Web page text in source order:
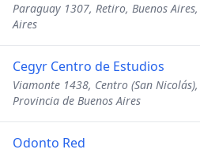
Paraguay 1307, Retiro, Buenos
Aires
Cegyr Centro de Estudios
Viamonte 1438, Centro (San Nicolás),
Provincia de Buenos Aires
Odonto Red